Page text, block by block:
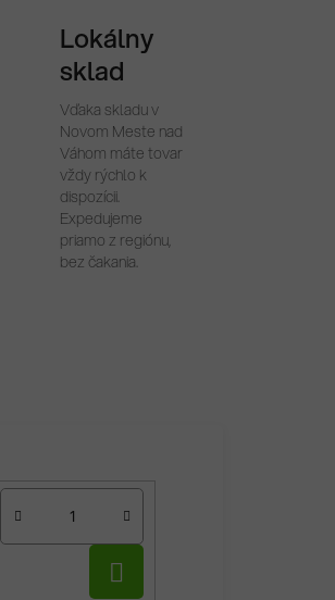
Lokálny
sklad
Vďaka skladu v
Novom Meste nad
Váhom máte tovar
vždy rýchlo k
dispozícii.
Expedujeme
priamo z regiónu,
bez čakania.